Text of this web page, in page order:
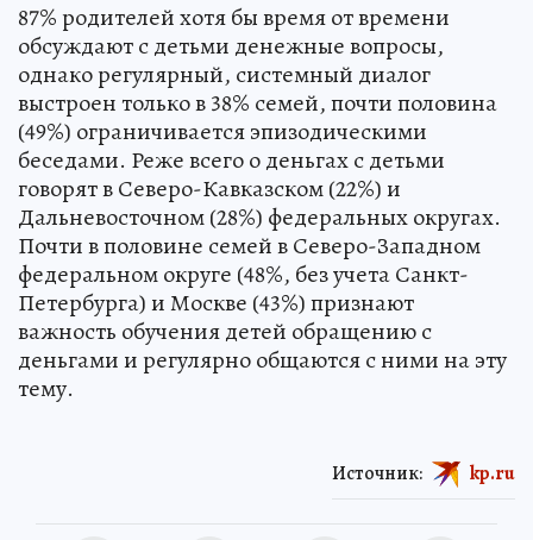
87% родителей хотя бы время от времени
обсуждают с детьми денежные вопросы,
однако регулярный, системный диалог
выстроен только в 38% семей, почти половина
(49%) ограничивается эпизодическими
беседами. Реже всего о деньгах с детьми
говорят в Северо-Кавказском (22%) и
Дальневосточном (28%) федеральных округах.
Почти в половине семей в Северо-Западном
федеральном округе (48%, без учета Санкт-
Петербурга) и Москве (43%) признают
важность обучения детей обращению с
деньгами и регулярно общаются с ними на эту
тему.
Источник: kp.ru